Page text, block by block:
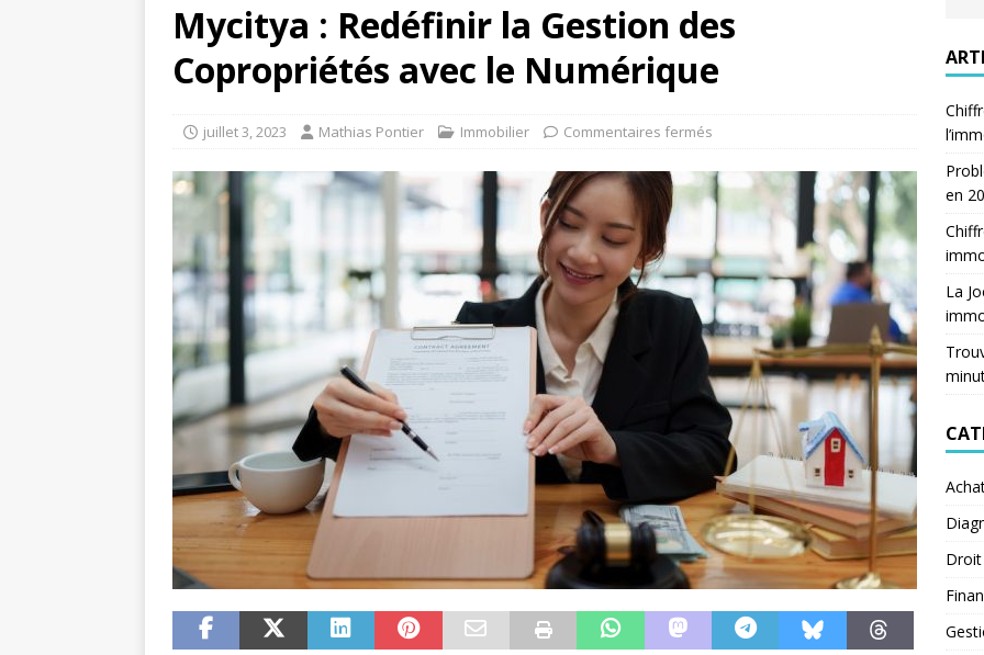
Mycitya : Redéfinir la Gestion des
Copropriétés avec le Numérique
juillet 3, 2023 Mathias Pontier Immobilier Commentaires fermés
en
La
Droit